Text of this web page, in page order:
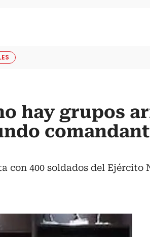
hay grupos
con 400 soldados del Ejército